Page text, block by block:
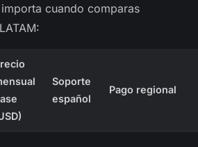
cuando comparas
Soporte
español
Pago regional